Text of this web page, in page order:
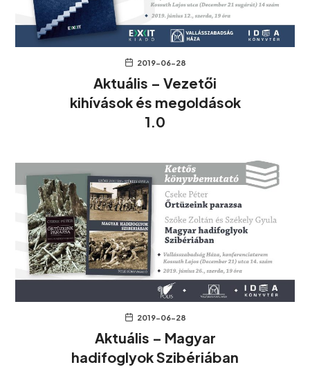
2019-06-28
Aktuális – Vezetői
kihívások és megoldások
1.0
2019-06-28
Aktuális – Magyar
hadifoglyok Szibériában